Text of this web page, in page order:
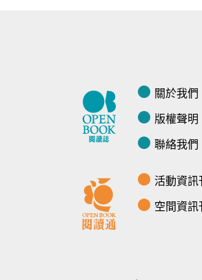
關於我們
版權聲明
聯絡我們
活動資訊
空間資訊